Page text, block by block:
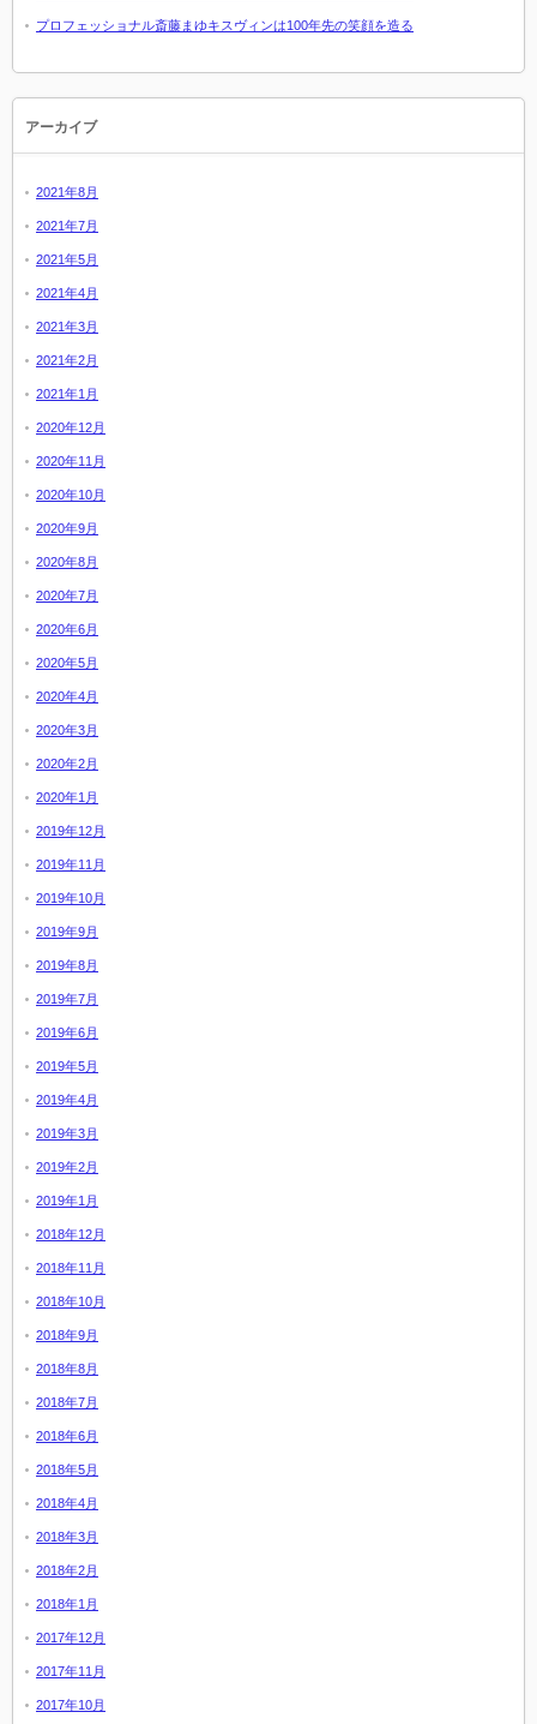
プロフェッショナル斎藤まゆキスヴィンは100年先の笑顔を造る
アーカイブ
2021年8月
2021年7月
2021年5月
2021年4月
2021年3月
2021年2月
2021年1月
2020年12月
2020年11月
2020年10月
2020年9月
2020年8月
2020年7月
2020年6月
2020年5月
2020年4月
2020年3月
2020年2月
2020年1月
2019年12月
2019年11月
2019年10月
2019年9月
2019年8月
2019年7月
2019年6月
2019年5月
2019年4月
2019年3月
2019年2月
2019年1月
2018年12月
2018年11月
2018年10月
2018年9月
2018年8月
2018年7月
2018年6月
2018年5月
2018年4月
2018年3月
2018年2月
2018年1月
2017年12月
2017年11月
2017年10月